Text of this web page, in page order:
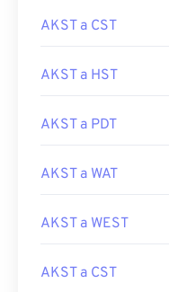
AKST a CST
AKST a HST
AKST a PDT
AKST a WAT
AKST a WEST
AKST a CST